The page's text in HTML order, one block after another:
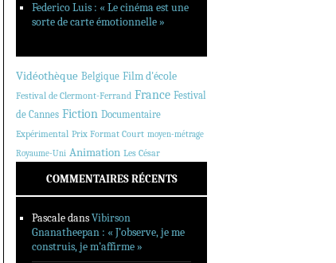
Federico Luis : « Le cinéma est une
sorte de carte émotionnelle »
Vidéothèque Belgique Film d'école
Festival de Clermont-Ferrand France Festival
de Cannes Fiction Documentaire
Expérimental Prix Format Court moyen-métrage
Royaume-Uni Animation Les César
COMMENTAIRES RÉCENTS
PascaledansVibirson
Gnanatheepan : « J’observe, je me
construis, je m’affirme »